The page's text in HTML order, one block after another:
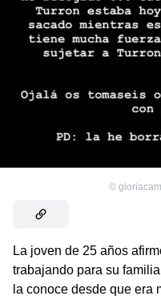
©
La joven de 25 años
trabajando para su
la conoce desde que era